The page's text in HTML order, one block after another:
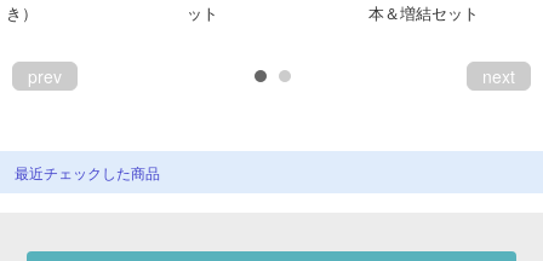
き）
ット
本＆増結セット
prev next
最近チェックした商品